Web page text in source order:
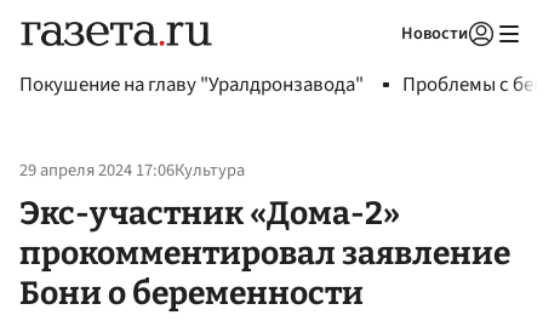
Новости
Покушение на главу "Уралдронзавода" Проблемы с
29 апреля 2024 17:06Культура
Экс-участник «Дома-2»
прокомментировал заявление
Бони о беременности